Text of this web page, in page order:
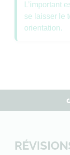
L’important
se laisser le
orientation.